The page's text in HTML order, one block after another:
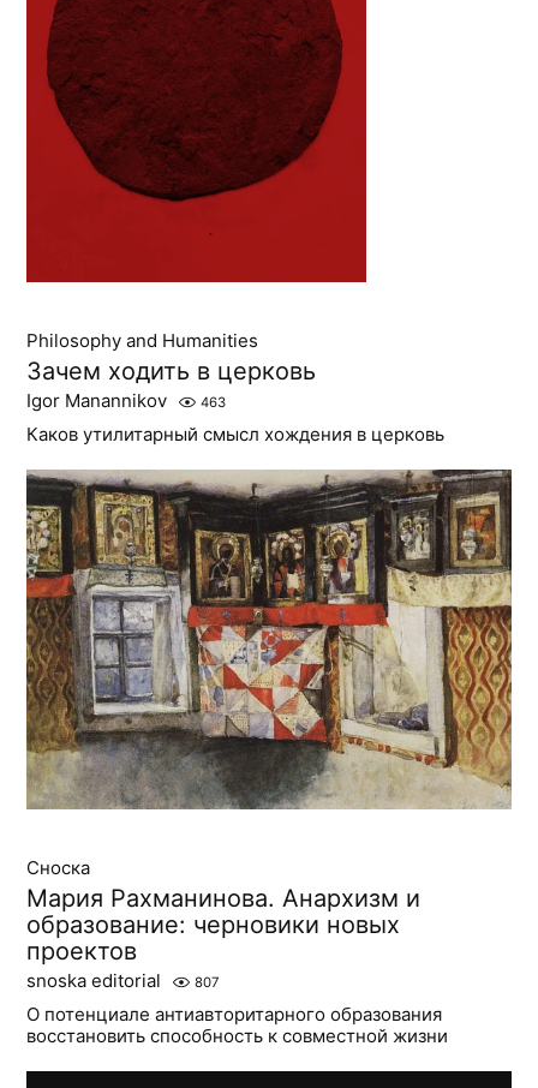
Philosophy and Humanities
Зачем ходить в церковь
Igor Manannikov 463
Каков утилитарный смысл хождения в церковь
Сноска
Мария Рахманинова. Анархизм и
образование: черновики новых
проектов
snoska editorial 807
О потенциале антиавторитарного образования
восстановить способность к совместной жизни